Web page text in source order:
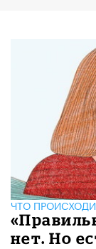
ЧТО
нет. Но